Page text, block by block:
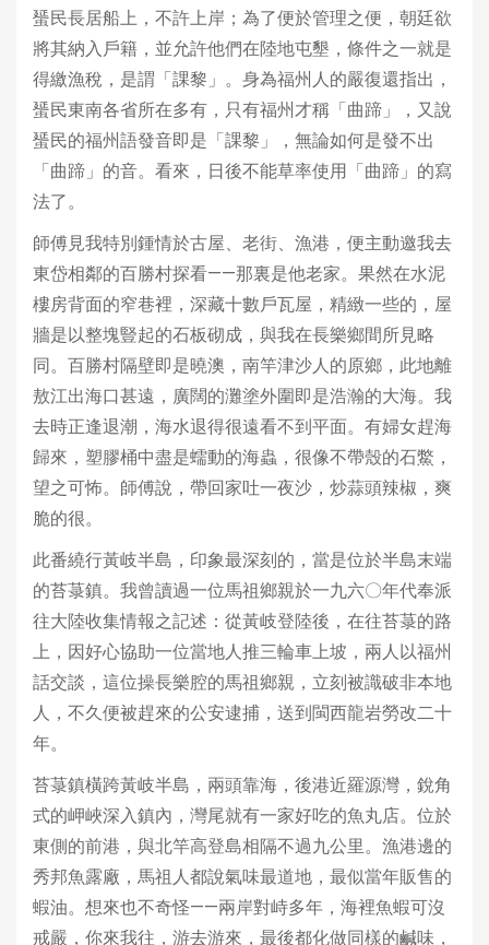
蜑民長居船上，不許上岸；為了便於管理之便，朝廷欲
將其納入戶籍，並允許他們在陸地屯墾，條件之一就是
得繳漁稅，是謂「課黎」。身為福州人的嚴復還指出，
蜑民東南各省所在多有，只有福州才稱「曲蹄」，又說
蜑民的福州語發音即是「課黎」，無論如何是發不出
「曲蹄」的音。看來，日後不能草率使用「曲蹄」的寫
法了。
師傅見我特別鍾情於古屋、老街、漁港，便主動邀我去
東岱相鄰的百勝村探看——那裏是他老家。果然在水泥
樓房背面的窄巷裡，深藏十數戶瓦屋，精緻一些的，屋
牆是以整塊豎起的石板砌成，與我在長樂鄉間所見略
同。百勝村隔壁即是曉澳，南竿津沙人的原鄉，此地離
敖江出海口甚遠，廣闊的灘塗外圍即是浩瀚的大海。我
去時正逢退潮，海水退得很遠看不到平面。有婦女趕海
歸來，塑膠桶中盡是蠕動的海蟲，很像不帶殼的石鱉，
望之可怖。師傅說，帶回家吐一夜沙，炒蒜頭辣椒，爽
脆的很。
此番繞行黃岐半島，印象最深刻的，當是位於半島末端
的苔菉鎮。我曾讀過一位馬祖鄉親於一九六〇年代奉派
往大陸收集情報之記述：從黃岐登陸後，在往苔菉的路
上，因好心協助一位當地人推三輪車上坡，兩人以福州
話交談，這位操長樂腔的馬祖鄉親，立刻被識破非本地
人，不久便被趕來的公安逮捕，送到閩西龍岩勞改二十
年。
苔菉鎮橫跨黃岐半島，兩頭靠海，後港近羅源灣，銳角
式的岬峽深入鎮內，灣尾就有一家好吃的魚丸店。位於
東側的前港，與北竿高登島相隔不過九公里。漁港邊的
秀邦魚露廠，馬祖人都說氣味最道地，最似當年販售的
蝦油。想來也不奇怪——兩岸對峙多年，海裡魚蝦可沒
戒嚴，你來我往，游去游來，最後都化做同樣的鹹味，